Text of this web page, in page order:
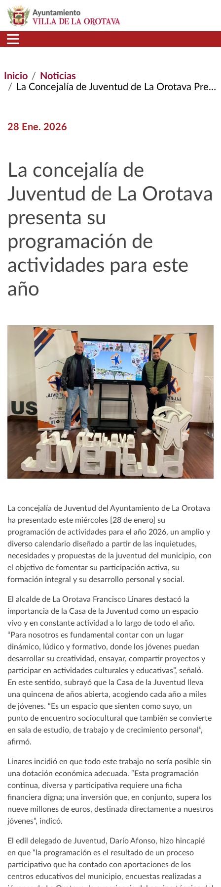
Pasar al contenido principal
Inicio
Noticias
La Concejalía de Juventud de La Orotava Presenta Su Programación de Actividades Para Este Año
28 Ene. 2026
La concejalía de
Juventud de La Orotava
presenta su
programación de
actividades para este
año
La concejalía de Juventud del Ayuntamiento de La Orotava
ha presentado este miércoles [28 de enero] su
programación de actividades para el año 2026, un amplio y
diverso calendario diseñado a partir de las inquietudes,
necesidades y propuestas de la juventud del municipio, con
el objetivo de fomentar su participación activa, su
formación integral y su desarrollo personal y social.
El alcalde de La Orotava Francisco Linares destacó la
importancia de la Casa de la Juventud como un espacio
vivo y en constante actividad a lo largo de todo el año.
“Para nosotros es fundamental contar con un lugar
dinámico, lúdico y formativo, donde los jóvenes puedan
desarrollar su creatividad, ensayar, compartir proyectos y
participar en actividades culturales y educativas”, señaló.
En este sentido, subrayó que la Casa de la Juventud lleva
una quincena de años abierta, acogiendo cada año a miles
de jóvenes. “Es un espacio que sienten como suyo, un
punto de encuentro sociocultural que también se convierte
en sala de estudio, de trabajo y de crecimiento personal”,
afirmó.
Linares incidió en que todo este trabajo no sería posible sin
una dotación económica adecuada. “Esta programación
continua, diversa y participativa requiere una ficha
financiera digna; una inversión que, en conjunto, supera los
nueve millones de euros, destinada directamente a nuestros
jóvenes”, indicó.
El edil delegado de Juventud, Darío Afonso, hizo hincapié
en que “la programación es el resultado de un proceso
participativo que ha contado con aportaciones de los
centros educativos del municipio, encuestas realizadas a